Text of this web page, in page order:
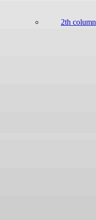
2th column